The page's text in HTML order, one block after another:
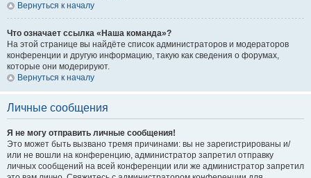
Вернуться к началу
Что означает ссылка «Наша команда»?
На этой странице вы найдёте список администраторов и модераторов
конференции и другую информацию, такую как сведения о форумах,
которые они модерируют.
Вернуться к началу
Личные сообщения
Я не могу отправить личные сообщения!
Это может быть вызвано тремя причинами: вы не зарегистрированы и/
или не вошли на конференцию, администратор запретил отправку
личных сообщений на всей конференции или же администратор запретил